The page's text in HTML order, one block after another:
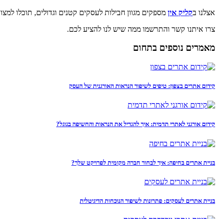
אצלנו בקליק אין מספקים מגוון חבילות לעסקים קטנים וגדולים, תוכלו
צרו איתנו קשר והתרשמו ממה שיש לנו להציע לכם.
מאמרים נוספים בתחום
קידום אתרים בצפון: טיפים לשיפור הנראות האורגנית של העסק
קידום אורגני לאתרי תדמית: איך להגדיל את הנראות והחשיפה בגוגל?
בניית אתרים בחיפה: איך לבחור חברה מקומית לפרויקט שלך?
בניית אתרים לעסקים: פתרונות לשיפור הנוכחות הדיגיטלית